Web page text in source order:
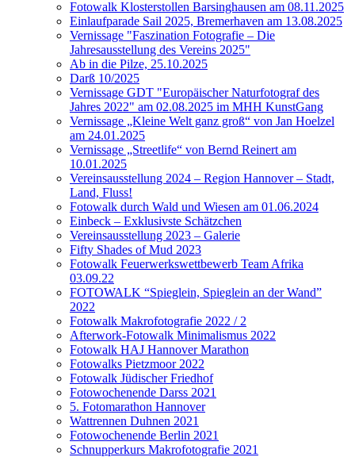
Fotowalk Klosterstollen Barsinghausen am 08.11.2025
Einlaufparade Sail 2025, Bremerhaven am 13.08.2025
Vernissage "Faszination Fotografie – Die
Jahresausstellung des Vereins 2025"
Ab in die Pilze, 25.10.2025
Darß 10/2025
Vernissage GDT "Europäischer Naturfotograf des
Jahres 2022" am 02.08.2025 im MHH KunstGang
Vernissage „Kleine Welt ganz groß“ von Jan Hoelzel
am 24.01.2025
Vernissage „Streetlife“ von Bernd Reinert am
10.01.2025
Vereinsausstellung 2024 – Region Hannover – Stadt,
Land, Fluss!
Fotowalk durch Wald und Wiesen am 01.06.2024
Einbeck – Exklusivste Schätzchen
Vereinsausstellung 2023 – Galerie
Fifty Shades of Mud 2023
Fotowalk Feuerwerkswettbewerb Team Afrika
03.09.22
FOTOWALK “Spieglein, Spieglein an der Wand”
2022
Fotowalk Makrofotografie 2022 / 2
Afterwork-Fotowalk Minimalismus 2022
Fotowalk HAJ Hannover Marathon
Fotowalks Pietzmoor 2022
Fotowalk Jüdischer Friedhof
Fotowochenende Darss 2021
5. Fotomarathon Hannover
Wattrennen Duhnen 2021
Fotowochenende Berlin 2021
Schnupperkurs Makrofotografie 2021